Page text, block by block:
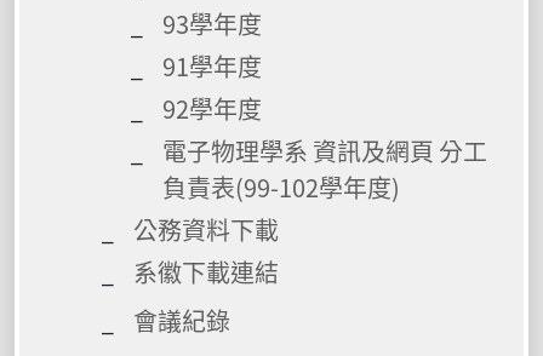
93學年度
91學年度
92學年度
電子物理學系 資訊及網頁 分工
負責表(99-102學年度)
公務資料下載
系徽下載連結
會議紀錄